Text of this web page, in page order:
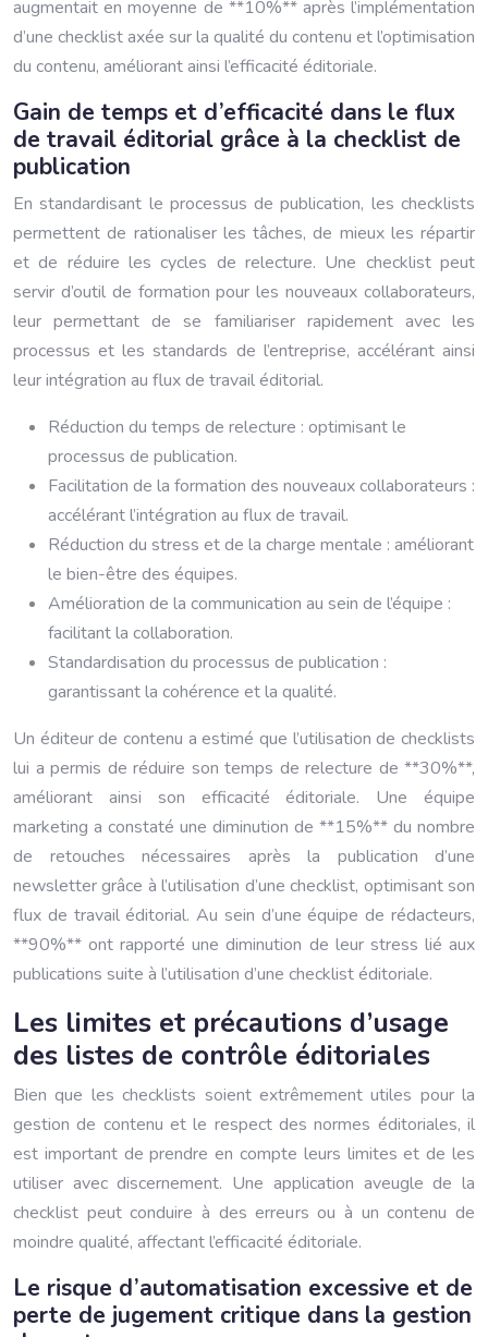
augmentait en moyenne de **10%** après l’implémentation
d’une checklist axée sur la qualité du contenu et l’optimisation
du contenu, améliorant ainsi l’efficacité éditoriale.
Gain de temps et d’efficacité dans le flux
de travail éditorial grâce à la checklist de
publication
En standardisant le processus de publication, les checklists
permettent de rationaliser les tâches, de mieux les répartir
et de réduire les cycles de relecture. Une checklist peut
servir d’outil de formation pour les nouveaux collaborateurs,
leur permettant de se familiariser rapidement avec les
processus et les standards de l’entreprise, accélérant ainsi
leur intégration au flux de travail éditorial.
Réduction du temps de relecture : optimisant le
processus de publication.
Facilitation de la formation des nouveaux collaborateurs :
accélérant l’intégration au flux de travail.
Réduction du stress et de la charge mentale : améliorant
le bien-être des équipes.
Amélioration de la communication au sein de l’équipe :
facilitant la collaboration.
Standardisation du processus de publication :
garantissant la cohérence et la qualité.
Un éditeur de contenu a estimé que l’utilisation de checklists
lui a permis de réduire son temps de relecture de **30%**,
améliorant ainsi son efficacité éditoriale. Une équipe
marketing a constaté une diminution de **15%** du nombre
de retouches nécessaires après la publication d’une
newsletter grâce à l’utilisation d’une checklist, optimisant son
flux de travail éditorial. Au sein d’une équipe de rédacteurs,
**90%** ont rapporté une diminution de leur stress lié aux
publications suite à l’utilisation d’une checklist éditoriale.
Les limites et précautions d’usage
des listes de contrôle éditoriales
Bien que les checklists soient extrêmement utiles pour la
gestion de contenu et le respect des normes éditoriales, il
est important de prendre en compte leurs limites et de les
utiliser avec discernement. Une application aveugle de la
checklist peut conduire à des erreurs ou à un contenu de
moindre qualité, affectant l’efficacité éditoriale.
Le risque d’automatisation excessive et de
perte de jugement critique dans la gestion